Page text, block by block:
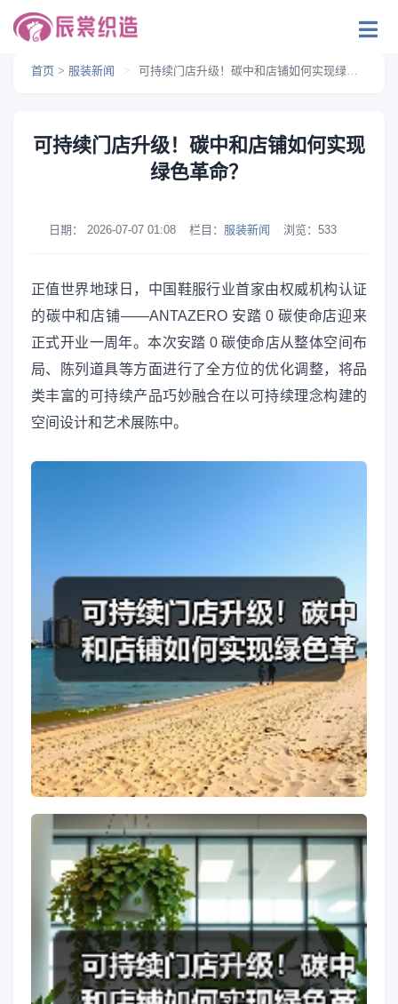
首页 > 服装新闻 > 可持续门店升级！碳中和店铺如何实现绿色革命？
可持续门店升级！碳中和店铺如何实现
绿色革命？
日期： 2026-07-07 01:08 栏目： 服装新闻 浏览： 533
正值世界地球日，中国鞋服行业首家由权威机构认证
的碳中和店铺——ANTAZERO 安踏 0 碳使命店迎来
正式开业一周年。本次安踏 0 碳使命店从整体空间布
局、陈列道具等方面进行了全方位的优化调整，将品
类丰富的可持续产品巧妙融合在以可持续理念构建的
空间设计和艺术展陈中。